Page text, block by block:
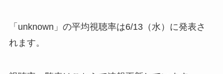
「unknown」の平均視聴率は6/13（水）に発表さ
れます。